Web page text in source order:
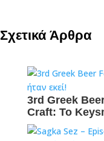
Σχετικά Άρθρα
3rd Greek
Craft: To